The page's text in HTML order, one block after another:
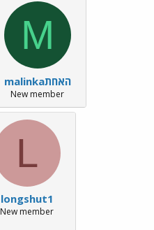
ס
ת
ר
י
ך
M
malinkaהאחת
New member
L
longshut1
New member